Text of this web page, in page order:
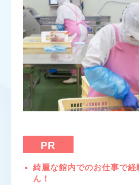
PR
綺麗な館内でのお仕事で経
ん！